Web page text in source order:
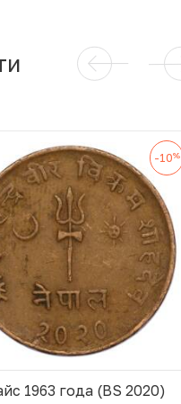
-10%
1963 года (BS 2020)